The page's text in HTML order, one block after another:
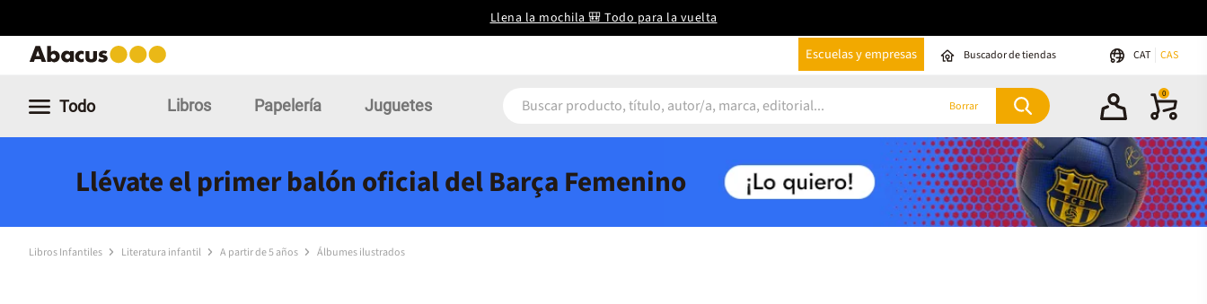
Llena la mochila 🎒 Todo para la vuelta
Escuelas y empresas Buscador de tiendas CAT CAS
Todo Libros Papelería Juguetes Borrar
0
Llévate el primer balón oficial del Barça Femenino
Libros Infantiles Literatura infantil A partir de 5 años Álbumes ilustrados